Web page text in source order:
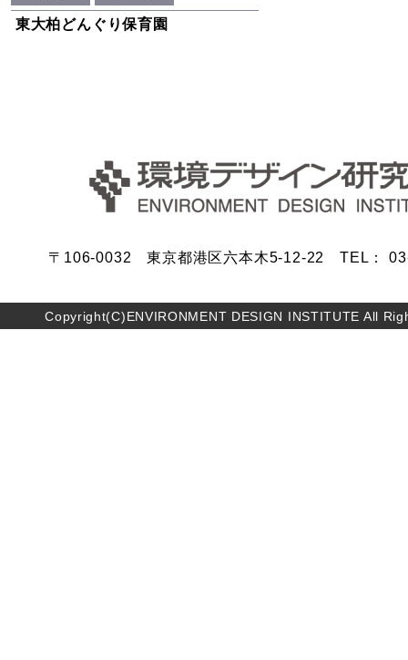
東大柏どんぐり保育園
〒106-0032 東京都港区六本木5-12-22 TEL：
Copyright(C)ENVIRONMENT DESIGN INSTITUTE All